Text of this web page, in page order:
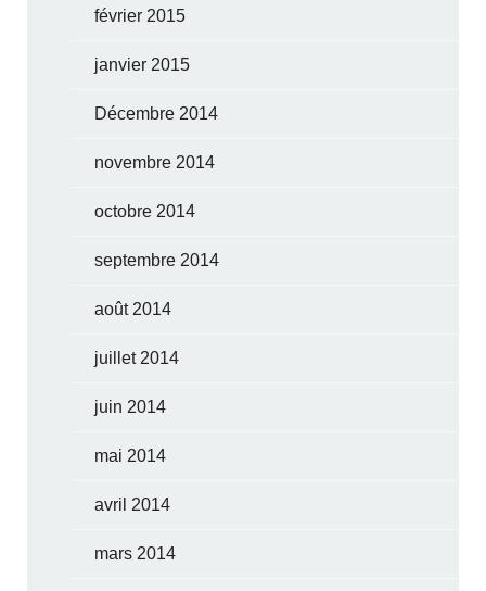
février 2015
janvier 2015
Décembre 2014
novembre 2014
octobre 2014
septembre 2014
août 2014
juillet 2014
juin 2014
mai 2014
avril 2014
mars 2014